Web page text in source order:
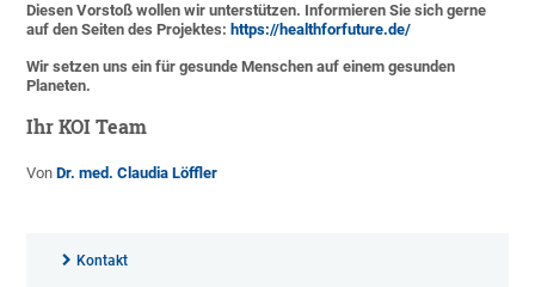
Diesen Vorstoß wollen wir unterstützen. Informieren Sie sich gerne
auf den Seiten des Projektes: https://healthforfuture.de/
Wir setzen uns ein für gesunde Menschen auf einem gesunden
Planeten.
Ihr KOI Team
VonDr. med. Claudia Löffler
Kontakt